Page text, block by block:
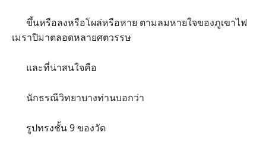
ขึ้นหรือลงหรือโผล่หรือหาย ตามลมหายใจของภูเขาไฟ
เมราปิมาตลอดหลายศตวรรษ
และที่น่าสนใจคือ
นักธรณีวิทยาบางท่านบอกว่า
รูปทรงชั้น 9 ของวัด